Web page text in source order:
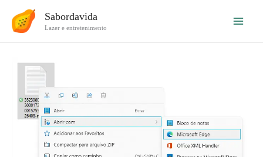
para
Sabordavida
Lazer e entretenimento